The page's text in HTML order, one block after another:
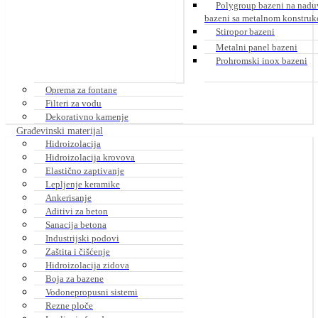
Polygroup bazeni na
bazeni sa metalnom
Stiropor bazeni
Metalni panel bazeni
Prohromski inox bazeni
Oprema za fontane
Filteri za vodu
Dekorativno kamenje
Građevinski materijal
Hidroizolacija
Hidroizolacija krovova
Elastično zaptivanje
Lepljenje keramike
Ankerisanje
Aditivi za beton
Sanacija betona
Industrijski podovi
Zaštita i čišćenje
Hidroizolacija zidova
Boja za bazene
Vodonepropusni sistemi
Rezne ploče